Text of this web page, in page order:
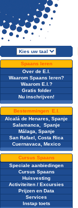
Spaans leren
Over de E.I.
Waarom Spaans leren?
Waarom E.I.?
Gratis folder
Nu inschrijven!
Bestemmingen E.I.
Alcalá de Henares, Spanje
Salamanca, Spanje
Málaga, Spanje
San Rafael, Costa Rica
Cuernavaca, Mexico
Cursus Spaans
Speciale aanbiedingen
Cursus Spaans
Huisvesting
Activiteiten / Excursies
Prijzen en Data
Services
Instap toets